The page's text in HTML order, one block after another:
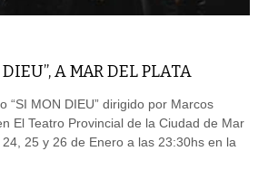
A MAR DEL PLATA
“SI MON DIEU” dirigido por Marcos
El Teatro Provincial de la Ciudad de Mar
25 y 26 de Enero a las 23:30hs en la